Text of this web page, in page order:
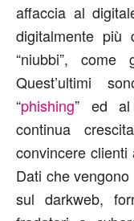
affaccia al
digitalmente più
“niubbi”,
Quest’ultimi
“phishing” ed al
continua
convincere
Dati che
sul darkweb,